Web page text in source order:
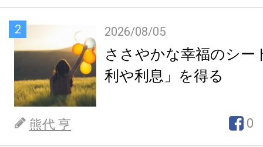
2 2026/08/05
ささやかな幸福のシー
利や利息」を得る
熊代 亨 0